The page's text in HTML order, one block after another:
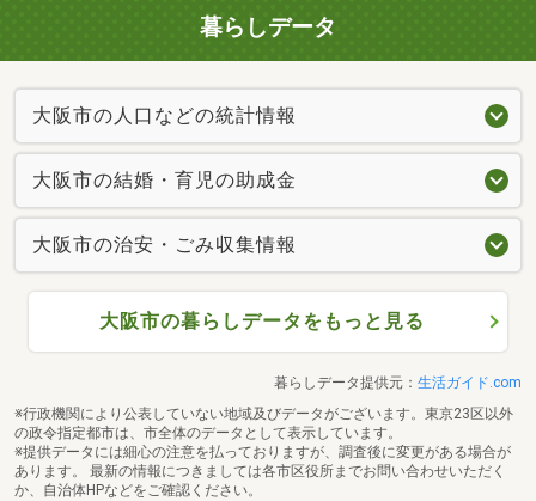
暮らしデータ
大阪市の人口などの統計情報
大阪市の結婚・育児の助成金
大阪市の治安・ごみ収集情報
大阪市の暮らしデータをもっと見る
暮らしデータ提供元： 生活ガイド.com
※行政機関により公表していない地域及びデータがございます。東京23区以外
の政令指定都市は、市全体のデータとして表示しています。
※提供データには細心の注意を払っておりますが、調査後に変更がある場合が
あります。 最新の情報につきましては各市区役所までお問い合わせいただく
か、自治体HPなどをご確認ください。